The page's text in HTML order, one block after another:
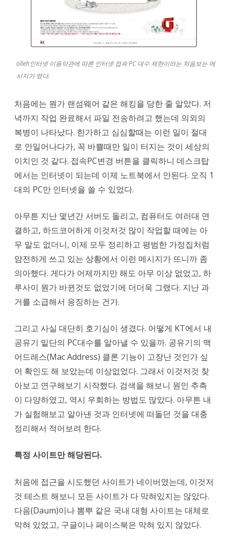
다
가
KT
고
센
터
에
전
화
했
olleh인터넷 이용약관에 따른 인터넷 접속 PC 대수 제한이라는 처음보는 메
시지가 떴다.
처음에는 뭔가 랜섬웨어 같은 해킹을 당한 줄 알았다. 저
녁까지 작업 완료해서 파일 전송하려고 했는데 의외의
복병이 나타났다. 한가하고 심심할때는 이런 일이 절대
로 안일어나다가, 꼭 바쁠때만 일이 터지는 것이 세상의
이치인 것 같다. 접속PC변경 버튼을 클릭하니 데스크탑
에서는 인터넷이 되는데 이제 노트북에서 안된다. 오직 1
대의 PC만 인터넷을 쓸 수 있었다.
아무튼 지난 몇년간 서버도 돌리고, 컴퓨터도 여러대 연
결하고, 하드코어하게 이것저것 많이 작업할 때에는 아
무 말도 없더니, 이제 모두 정리하고 평범한 가정집처럼
얌전하게 쓰고 있는 상황에서 이런 메시지가 뜨니까 좀
의아했다. 게다가 어제까지만 해도 아무 이상 없었고, 하
루사이 뭔가 바뀐것도 없었기에 더더욱 그랬다. 지난 과
거를 소급해서 응징하는 건가.
그리고 사실 대단히 호기심이 생겼다. 어떻게 KT에서 내
공유기 밑단의 PC대수를 알아낼 수 있을까. 공유기의 맥
어드레스(Mac Address) 클론 기능이 고장난 것인가 싶
어 확인도 해 보았는데 이상없었다. 그래서 이것저것 찾
아보고 연구해보기 시작했다. 검색을 해보니 원인 추측
이 다양하였고, 역시 우회하는 방법도 많았다. 아무튼 내
가 실험해보고 알아낸 것과 인터넷에 떠돌던 것을 대충
정리해서 적어보려 한다.
특정 사이트만 해당된다.
처음에 접근을 시도했던 사이트가 네이버였는데, 이것저
것 테스트 해보니 모든 사이트가 다 막혀있지는 않았다.
다음(Daum)이나 뽐뿌 같은 국내 대형 사이트는 대체로
막혀 있었고, 구글이나 페이스북은 막혀 있지 않았다.